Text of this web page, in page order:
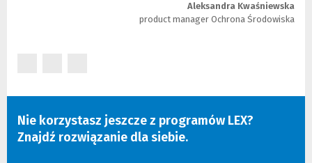
)
n
j
s
Aleksandra Kwaśniewska
product manager Ochrona Środowiska
Nie korzystasz jeszcze z programów LEX?
Znajdź rozwiązanie dla siebie.